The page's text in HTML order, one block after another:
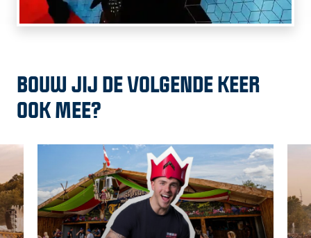
BOUW JIJ DE VOLGENDE KEER
OOK MEE?